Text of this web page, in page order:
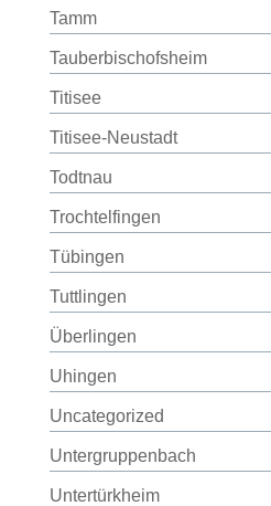
Tamm
Tauberbischofsheim
Titisee
Titisee-Neustadt
Todtnau
Trochtelfingen
Tübingen
Tuttlingen
Überlingen
Uhingen
Uncategorized
Untergruppenbach
Untertürkheim